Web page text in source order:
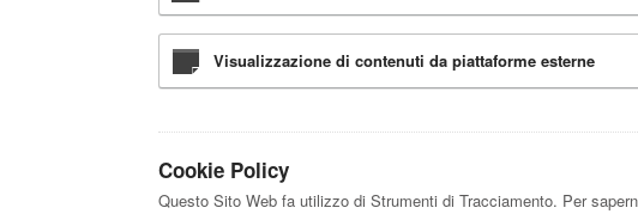
Visualizzazione di contenuti da piattaforme esterne
Cookie Policy
Questo Sito Web fa utilizzo di Strumenti di Tracciamento. Per